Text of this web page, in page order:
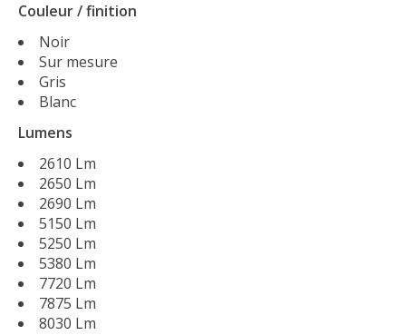
Couleur / finition
Noir
Sur mesure
Gris
Blanc
Lumens
2610 Lm
2650 Lm
2690 Lm
5150 Lm
5250 Lm
5380 Lm
7720 Lm
7875 Lm
8030 Lm